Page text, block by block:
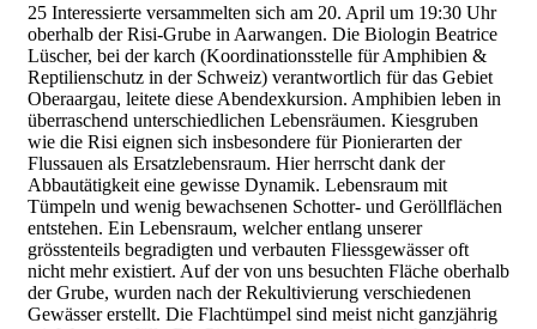
25 Interessierte versammelten sich am 20. April um 19:30 Uhr
oberhalb der Risi-Grube in Aarwangen. Die Biologin Beatrice
Lüscher, bei der karch (Koordinationsstelle für Amphibien &
Reptilienschutz in der Schweiz) verantwortlich für das Gebiet
Oberaargau, leitete diese Abendexkursion. Amphibien leben in
überraschend unterschiedlichen Lebensräumen. Kiesgruben
wie die Risi eignen sich insbesondere für Pionierarten der
Flussauen als Ersatzlebensraum. Hier herrscht dank der
Abbautätigkeit eine gewisse Dynamik. Lebensraum mit
Tümpeln und wenig bewachsenen Schotter- und Geröllflächen
entstehen. Ein Lebensraum, welcher entlang unserer
grösstenteils begradigten und verbauten Fliessgewässer oft
nicht mehr existiert. Auf der von uns besuchten Fläche oberhalb
der Grube, wurden nach der Rekultivierung verschiedenen
Gewässer erstellt. Die Flachtümpel sind meist nicht ganzjährig